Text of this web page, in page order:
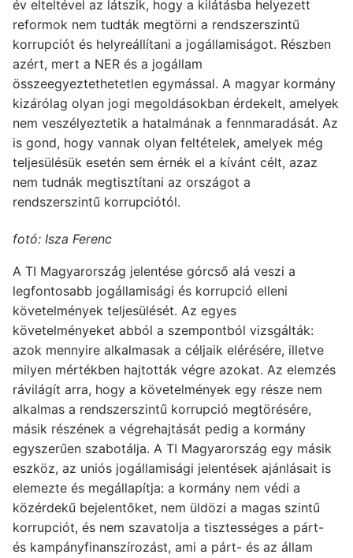
év elteltével az látszik, hogy a kilátásba helyezett
reformok nem tudták megtörni a rendszerszintű
korrupciót és helyreállítani a jogállamiságot. Részben
azért, mert a NER és a jogállam
összeegyeztethetetlen egymással. A magyar kormány
kizárólag olyan jogi megoldásokban érdekelt, amelyek
nem veszélyeztetik a hatalmának a fennmaradását. Az
is gond, hogy vannak olyan feltételek, amelyek még
teljesülésük esetén sem érnék el a kívánt célt, azaz
nem tudnák megtisztítani az országot a
rendszerszintű korrupciótól.
fotó: Isza Ferenc
A TI Magyarország jelentése górcső alá veszi a
legfontosabb jogállamisági és korrupció elleni
követelmények teljesülését. Az egyes
követelményeket abból a szempontból vizsgálták:
azok mennyire alkalmasak a céljaik elérésére, illetve
milyen mértékben hajtották végre azokat. Az elemzés
rávilágít arra, hogy a követelmények egy része nem
alkalmas a rendszerszintű korrupció megtörésére,
másik részének a végrehajtását pedig a kormány
egyszerűen szabotálja. A TI Magyarország egy másik
eszköz, az uniós jogállamisági jelentések ajánlásait is
elemezte és megállapítja: a kormány nem védi a
közérdekű bejelentőket, nem üldözi a magas szintű
korrupciót, és nem szavatolja a tisztességes a párt-
és kampányfinanszírozást, ami a párt- és az állam